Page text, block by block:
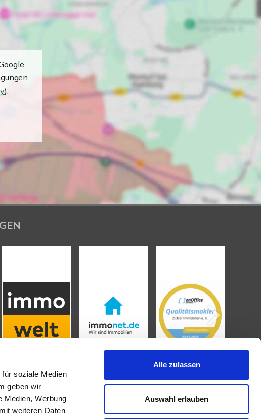
soziale Medien
geben wir
Medien, Werbung
weiteren Daten
Alle zulassen
Auswahl erlauben
).